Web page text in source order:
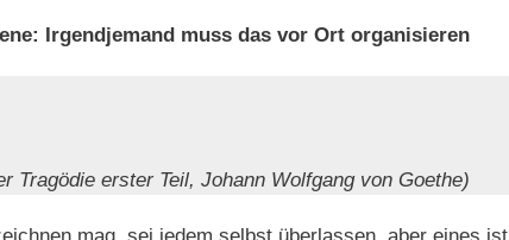
Irgendjemand muss das vor Ort organisieren
Tragödie erster Teil, Johann Wolfgang von Goethe)